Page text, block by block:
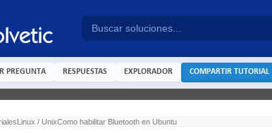
PREGUNTA RESPUESTAS EXPLORADOR COMPARTIR TUTORIAL
Linux / UnixComo habilitar Bluetooth en Ubuntu